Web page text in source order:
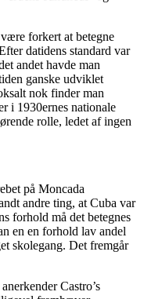
forkert at betegne
datidens standard var
andet havde man
ganske udviklet
nok finder man
i 1930ernes nationale
rolle, ledet af ingen
på Moncada
andre ting, at Cuba var
forhold må det betegnes
en en forhold lav andel
skolegang. Det fremgår
Castro’s